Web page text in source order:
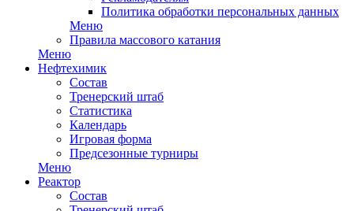
Политика обработки персональных данных
Меню
Правила массового катания
Меню
Нефтехимик
Состав
Тренерский штаб
Статистика
Календарь
Игровая форма
Предсезонные турниры
Меню
Реактор
Состав